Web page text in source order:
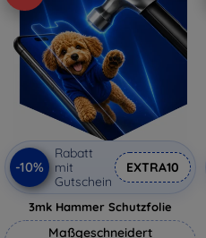
-10%
Rabatt
mit
Gutschein
EXTRA10
3mk Hammer Schutzfolie
Maßgeschneidert